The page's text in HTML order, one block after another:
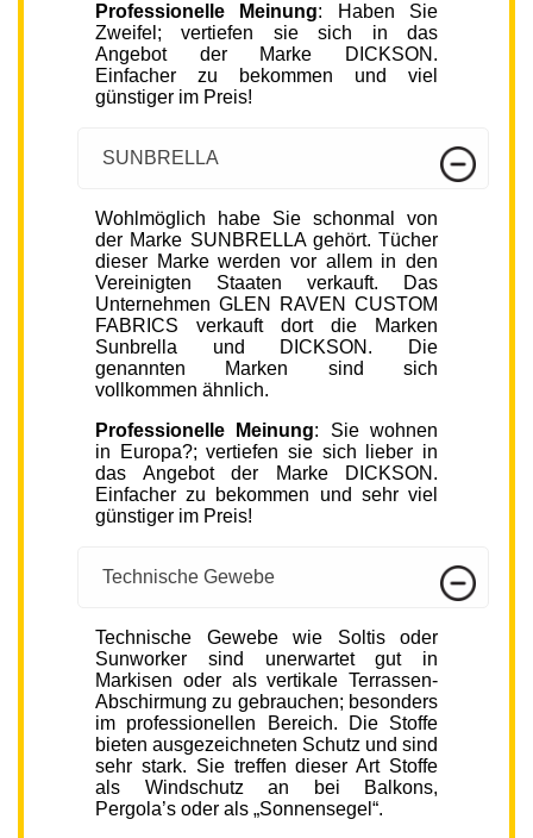
Professionelle Meinung: Haben Sie
Zweifel; vertiefen sie sich in das
Angebot der Marke DICKSON.
Einfacher zu bekommen und viel
günstiger im Preis!
SUNBRELLA
Wohlmöglich habe Sie schonmal von
der Marke SUNBRELLA gehört. Tücher
dieser Marke werden vor allem in den
Vereinigten Staaten verkauft. Das
Unternehmen GLEN RAVEN CUSTOM
FABRICS verkauft dort die Marken
Sunbrella und DICKSON. Die
genannten Marken sind sich
vollkommen ähnlich.
Professionelle Meinung: Sie wohnen
in Europa?; vertiefen sie sich lieber in
das Angebot der Marke DICKSON.
Einfacher zu bekommen und sehr viel
günstiger im Preis!
Technische Gewebe
Technische Gewebe wie Soltis oder
Sunworker sind unerwartet gut in
Markisen oder als vertikale Terrassen-
Abschirmung zu gebrauchen; besonders
im professionellen Bereich. Die Stoffe
bieten ausgezeichneten Schutz und sind
sehr stark. Sie treffen dieser Art Stoffe
als Windschutz an bei Balkons,
Pergola’s oder als „Sonnensegel“.